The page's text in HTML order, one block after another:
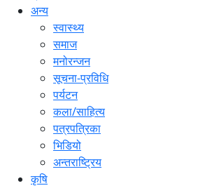
अन्य
स्वास्थ्य
समाज
मनोरन्जन
सूचना-प्रविधि
पर्यटन
कला/साहित्य
पत्रपत्रिका
भिडियो
अन्तराष्ट्रिय
कृषि